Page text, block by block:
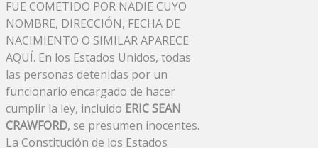
FUE COMETIDO POR NADIE CUYO
NOMBRE, DIRECCIÓN, FECHA DE
NACIMIENTO O SIMILAR APARECE
AQUÍ. En los Estados Unidos, todas
las personas detenidas por un
funcionario encargado de hacer
cumplir la ley, incluido ERIC SEAN
CRAWFORD, se presumen inocentes.
La Constitución de los Estados